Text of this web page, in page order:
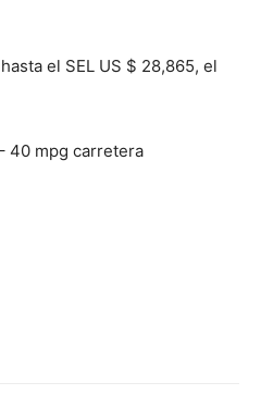
el SEL US $ 28,865, el
40 mpg carretera